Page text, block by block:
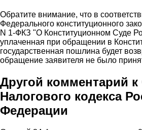
Обратите внимание, что в
Федерального конституционного
N 1-ФКЗ "О Конституционном Суде
уплаченная при обращении в
государственная пошлина будет
обращение заявителя не было
Другой комментарий к
Налогового кодекса
Федерации